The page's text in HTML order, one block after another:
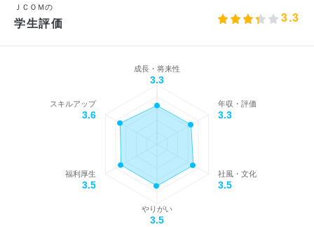
ＪＣＯＭの
学生評価 3.3
成長・将来性
3.3
年収・評価
3.3
社風・文化
3.5
やりがい
3.5
福利厚生
3.5
スキルアップ
3.6